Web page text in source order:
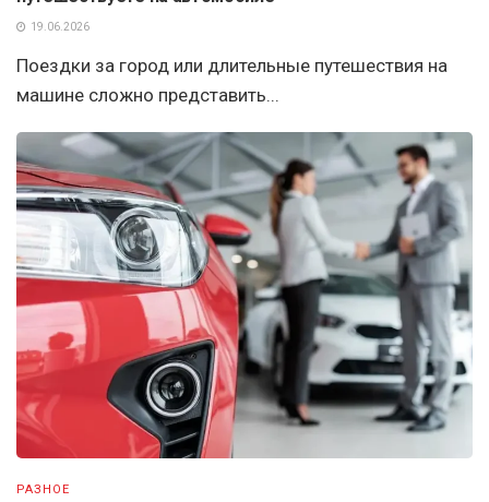
19.06.2026
Поездки за город или длительные путешествия на
машине сложно представить...
РАЗНОЕ